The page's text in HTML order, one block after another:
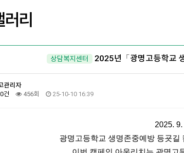
리
상담복지센터 2025년「광명고등학교
관리자
0건
456회 25-10-10 16:39
2025.
광명고등학교 생명존중예방 등굣